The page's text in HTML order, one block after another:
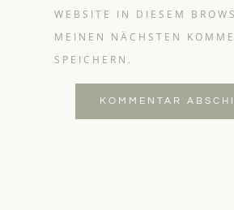
WEBSITE IN DIESEM
MEINEN NÄCHSTEN
SPEICHERN.
KOMMENTAR